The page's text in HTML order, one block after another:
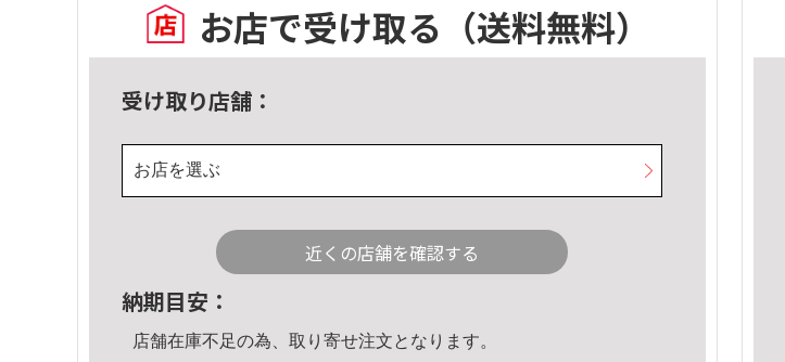
お店で受け取る （送料無料）
受け取り店舗：
お店を選ぶ
近くの店舗を確認する
納期目安：
店舗在庫不足の為、取り寄せ注文となります。